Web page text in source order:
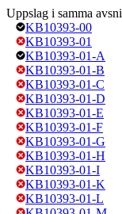
Uppslag i samma
KB10393-00
KB10393-01
KB10393-01-A
KB10393-01-B
KB10393-01-C
KB10393-01-D
KB10393-01-E
KB10393-01-F
KB10393-01-G
KB10393-01-H
KB10393-01-I
KB10393-01-K
KB10393-01-L